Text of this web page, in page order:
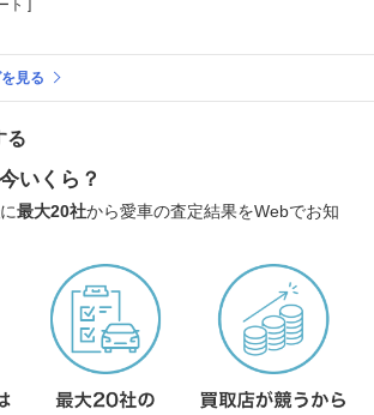
]
見る
る
いくら？
に最大20社から愛車の査定結果をWebでお知